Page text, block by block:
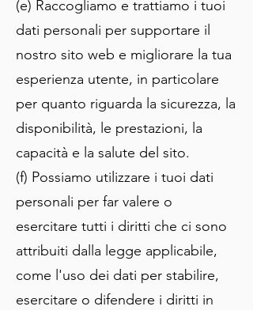
(e) Raccogliamo e trattiamo i tuoi
dati personali per supportare il
nostro sito web e migliorare la tua
esperienza utente, in particolare
per quanto riguarda la sicurezza, la
disponibilità, le prestazioni, la
capacità e la salute del sito.
(f) Possiamo utilizzare i tuoi dati
personali per far valere o
esercitare tutti i diritti che ci sono
attribuiti dalla legge applicabile,
come l'uso dei dati per stabilire,
esercitare o difendere i diritti in